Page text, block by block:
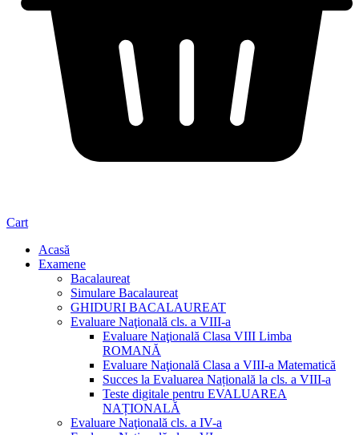
Cart
Acasă
Examene
Bacalaureat
Simulare Bacalaureat
GHIDURI BACALAUREAT
Evaluare Naţională cls. a VIII-a
Evaluare Naţională Clasa VIII Limba
ROMANĂ
Evaluare Naţională Clasa a VIII-a Matematică
Succes la Evaluarea Națională la cls. a VIII-a
Teste digitale pentru EVALUAREA
NAȚIONALĂ
Evaluare Naţională cls. a IV-a